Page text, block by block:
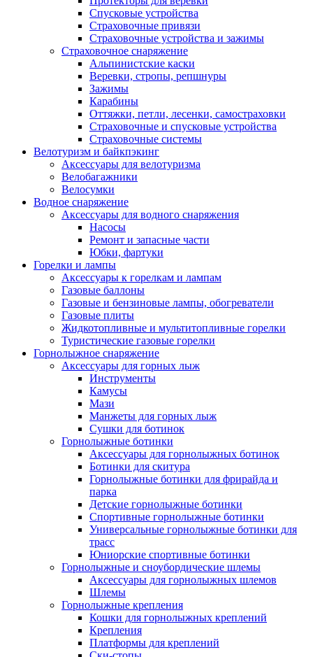
Спусковые устройства
Страховочные привязи
Страховочные устройства и зажимы
Страховочное снаряжение
Альпинистские каски
Веревки, стропы, репшнуры
Зажимы
Карабины
Оттяжки, петли, лесенки, самостраховки
Страховочные и спусковые устройства
Страховочные системы
Велотуризм и байкпэкинг
Аксессуары для велотуризма
Велобагажники
Велосумки
Водное снаряжение
Аксессуары для водного снаряжения
Насосы
Ремонт и запасные части
Юбки, фартуки
Горелки и лампы
Аксессуары к горелкам и лампам
Газовые баллоны
Газовые и бензиновые лампы, обогреватели
Газовые плиты
Жидкотопливные и мультитопливные горелки
Туристические газовые горелки
Горнолыжное снаряжение
Аксессуары для горных лыж
Инструменты
Камусы
Мази
Манжеты для горных лыж
Сушки для ботинок
Горнолыжные ботинки
Аксессуары для горнолыжных ботинок
Ботинки для скитура
Горнолыжные ботинки для фрирайда и
парка
Детские горнолыжные ботинки
Спортивные горнолыжные ботинки
Универсальные горнолыжные ботинки для
трасс
Юниорские спортивные ботинки
Горнолыжные и сноубордические шлемы
Аксессуары для горнолыжных шлемов
Шлемы
Горнолыжные крепления
Кошки для горнолыжных креплений
Крепления
Платформы для креплений